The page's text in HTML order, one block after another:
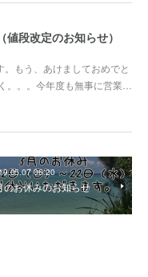
段改定のお知らせ）
もう、あけましておめでと
。。。今年度も無事に営業…
06:20
のお休みのお知らせ